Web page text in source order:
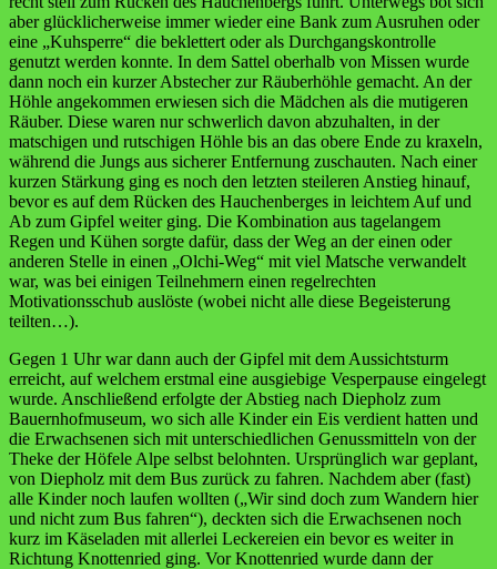
aber glücklicherweise immer wieder eine Bank zum Ausruhen oder
eine „Kuhsperre“ die beklettert oder als Durchgangskontrolle
genutzt werden konnte. In dem Sattel oberhalb von Missen wurde
dann noch ein kurzer Abstecher zur Räuberhöhle gemacht. An der
Höhle angekommen erwiesen sich die Mädchen als die mutigeren
Räuber. Diese waren nur schwerlich davon abzuhalten, in der
matschigen und rutschigen Höhle bis an das obere Ende zu kraxeln,
während die Jungs aus sicherer Entfernung zuschauten. Nach einer
kurzen Stärkung ging es noch den letzten steileren Anstieg hinauf,
bevor es auf dem Rücken des Hauchenberges in leichtem Auf und
Ab zum Gipfel weiter ging. Die Kombination aus tagelangem
Regen und Kühen sorgte dafür, dass der Weg an der einen oder
anderen Stelle in einen „Olchi-Weg“ mit viel Matsche verwandelt
war, was bei einigen Teilnehmern einen regelrechten
Motivationsschub auslöste (wobei nicht alle diese Begeisterung
teilten…).
Gegen 1 Uhr war dann auch der Gipfel mit dem Aussichtsturm
erreicht, auf welchem erstmal eine ausgiebige Vesperpause eingelegt
wurde. Anschließend erfolgte der Abstieg nach Diepholz zum
Bauernhofmuseum, wo sich alle Kinder ein Eis verdient hatten und
die Erwachsenen sich mit unterschiedlichen Genussmitteln von der
Theke der Höfele Alpe selbst belohnten. Ursprünglich war geplant,
von Diepholz mit dem Bus zurück zu fahren. Nachdem aber (fast)
alle Kinder noch laufen wollten („Wir sind doch zum Wandern hier
und nicht zum Bus fahren“), deckten sich die Erwachsenen noch
kurz im Käseladen mit allerlei Leckereien ein bevor es weiter in
Richtung Knottenried ging. Vor Knottenried wurde dann der